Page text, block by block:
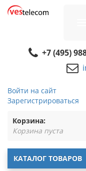
+7 (495)
Войти на сайт
Зарегистрироваться
Корзина:
Корзина пуста
КАТАЛОГ ТОВАРОВ